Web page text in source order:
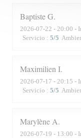
BaptisteG
2026-07-22 - 20:00 -
Servicio : 5/5
Maximilien I
2026-07-17 - 20:15 -
Servicio : 5/5
Marylène A
2026-07-19 - 13:00 -